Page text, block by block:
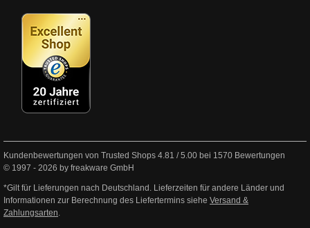
Kundenbewertungen von Trusted Shops 4.81 /5.00 bei 1570 Bewertungen
© 1997 - 2026 by freakware GmbH
*Gilt für Lieferungen nach Deutschland. Lieferzeiten für andere Länder und
Informationen zur Berechnung des Liefertermins siehe Versand &
Zahlungsarten